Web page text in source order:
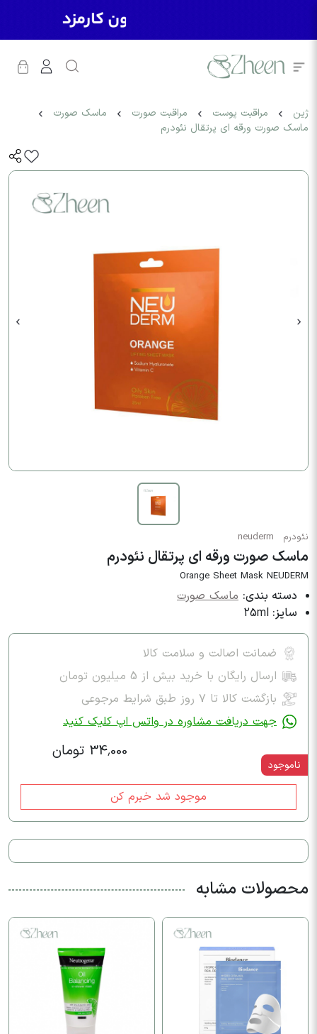
ژین مراقبت پوست مراقبت صورت
ماسک صورت
ماسک صورت ورقه ای پرتقال نئودرم
نئودرم neuderm
ماسک صورت ورقه ای پرتقال نئودرم
Orange Sheet Mask NEUDERM
دسته بندی: ماسک صورت
سایز: 25ml
ضمانت اصالت و سلامت کالا
ارسال رایگان با خرید بیش از 5 میلیون تومان
بازگشت کالا تا ۷ روز طبق شرایط مرجوعی
جهت دریافت مشاوره در واتس اپ کلیک کنید
34,000 تومان
ناموجود
موجود شد خبرم کن
محصولات مشابه